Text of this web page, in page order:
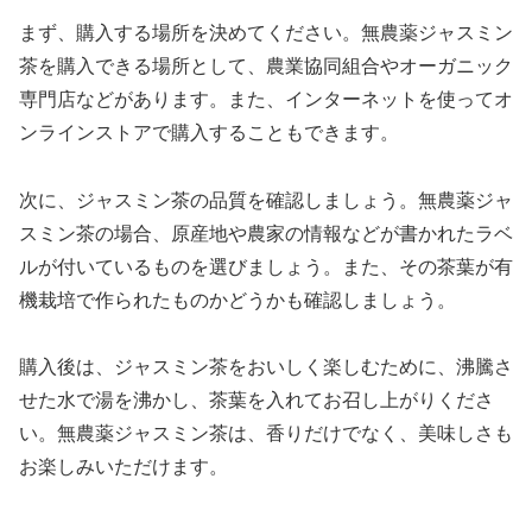
まず、購入する場所を決めてください。無農薬ジャスミン
茶を購入できる場所として、農業協同組合やオーガニック
専門店などがあります。また、インターネットを使ってオ
ンラインストアで購入することもできます。
次に、ジャスミン茶の品質を確認しましょう。無農薬ジャ
スミン茶の場合、原産地や農家の情報などが書かれたラベ
ルが付いているものを選びましょう。また、その茶葉が有
機栽培で作られたものかどうかも確認しましょう。
購入後は、ジャスミン茶をおいしく楽しむために、沸騰さ
せた水で湯を沸かし、茶葉を入れてお召し上がりくださ
い。無農薬ジャスミン茶は、香りだけでなく、美味しさも
お楽しみいただけます。